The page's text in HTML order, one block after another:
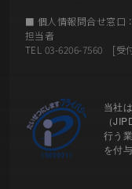
■ 個人情報問合せ窓口
担当者
TEL 03-6206-7560 [受
当社
（
行う
を付